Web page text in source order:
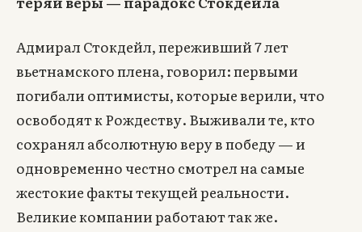
Адмирал Стокдейл, переживший 7 лет
вьетнамского плена, говорил: первыми
погибали оптимисты, которые верили, что
освободят к Рождеству. Выживали те, кто
сохранял абсолютную веру в победу — и
одновременно честно смотрел на самые
жестокие факты текущей реальности.
Великие компании работают так же.